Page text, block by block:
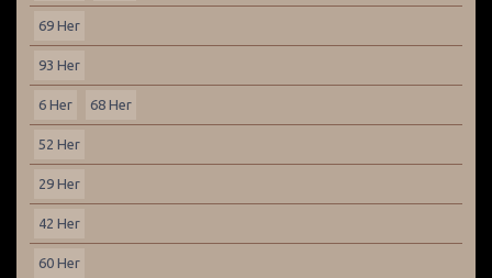
69 Her
93 Her
6 Her 68 Her
52 Her
29 Her
42 Her
60 Her